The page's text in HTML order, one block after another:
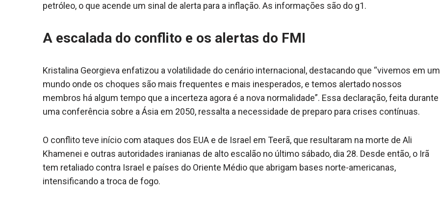
petróleo, o que acende um sinal de alerta para a inflação. As informações são do g1.
A escalada do conflito e os alertas do FMI
Kristalina Georgieva enfatizou a volatilidade do cenário internacional, destacando que “vivemos em um
mundo onde os choques são mais frequentes e mais inesperados, e temos alertado nossos
membros há algum tempo que a incerteza agora é a nova normalidade”. Essa declaração, feita durante
uma conferência sobre a Ásia em 2050, ressalta a necessidade de preparo para crises contínuas.
O conflito teve início com ataques dos EUA e de Israel em Teerã, que resultaram na morte de Ali
Khamenei e outras autoridades iranianas de alto escalão no último sábado, dia 28. Desde então, o Irã
tem retaliado contra Israel e países do Oriente Médio que abrigam bases norte-americanas,
intensificando a troca de fogo.